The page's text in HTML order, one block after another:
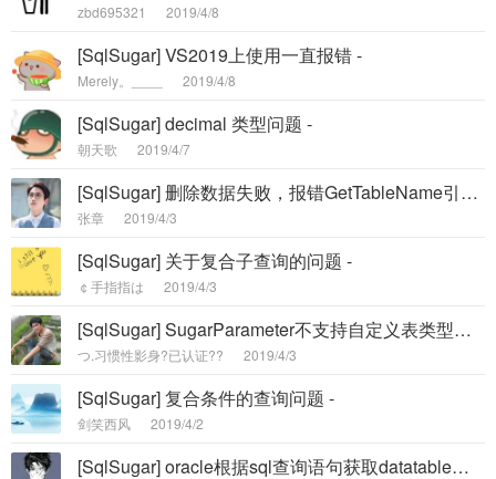
zbd695321 2019/4/8
[SqlSugar] VS2019上使用一直报错 -
Merely。____ 2019/4/8
[SqlSugar] decimal 类型问题 -
朝天歌 2019/4/7
[SqlSugar] 删除数据失败，报错GetTableName引发了类型system.NullReferenceException -
张章 2019/4/3
[SqlSugar] 关于复合子查询的问题 -
￠手指指は 2019/4/3
[SqlSugar] SugarParameter不支持自定义表类型参数? -
つ.习惯性影身?已认证?? 2019/4/3
[SqlSugar] 复合条件的查询问题 -
剑笑西风 2019/4/2
[SqlSugar] oracle根据sql查询语句获取datatable【Ado.GetDataTable(sql)】，数据库值不能为空 -